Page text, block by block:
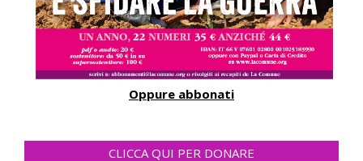
Oppure abbonati
CLICCA QUI PER DONARE